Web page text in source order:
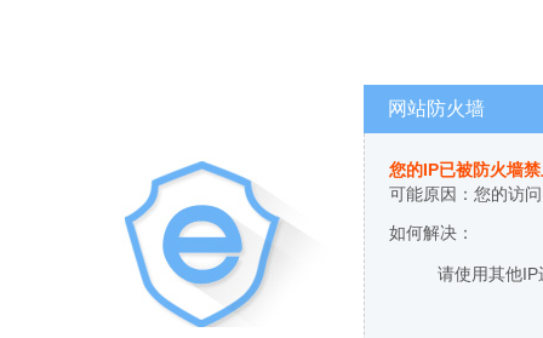
网站防火墙
您的IP已被防火墙
可能原因：您的访
如何解决：
请使用其他